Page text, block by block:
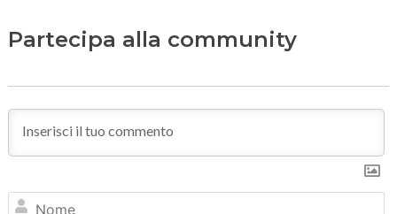
Partecipa alla community